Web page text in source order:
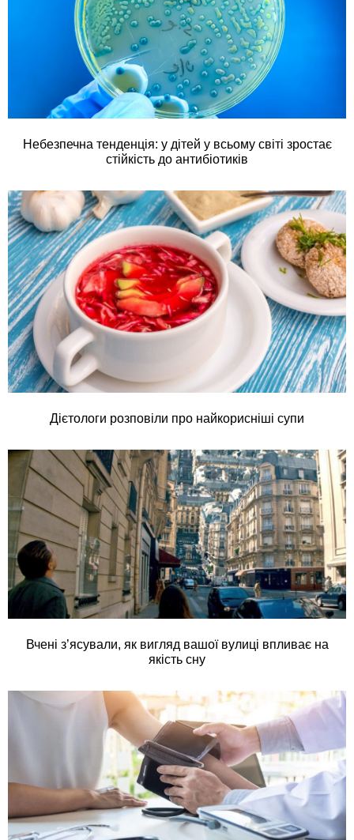
Небезпечна тенденція: у дітей у всьому світі зростає
стійкість до антибіотиків
Дієтологи розповіли про найкорисніші супи
Вчені з’ясували, як вигляд вашої вулиці впливає на
якість сну